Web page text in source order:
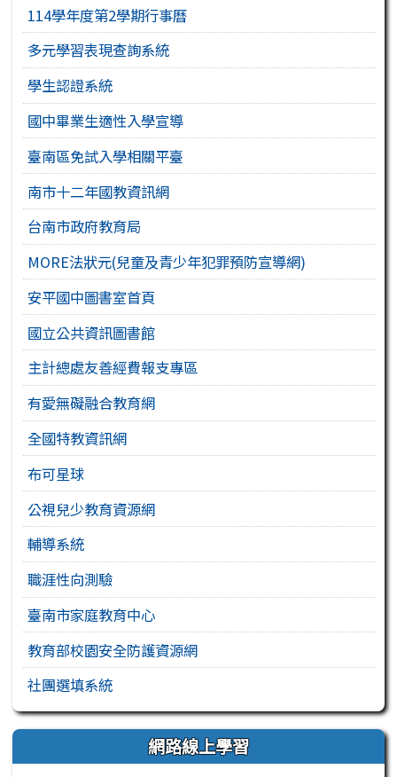
114學年度第2學期行事曆
多元學習表現查詢系統
學生認證系統
國中畢業生適性入學宣導
臺南區免試入學相關平臺
南市十二年國教資訊網
台南市政府教育局
MORE法狀元(兒童及青少年犯罪預防宣導網)
安平國中圖書室首頁
國立公共資訊圖書館
主計總處友善經費報支專區
有愛無礙融合教育網
全國特教資訊網
布可星球
公視兒少教育資源網
輔導系統
職涯性向測驗
臺南市家庭教育中心
教育部校園安全防護資源網
社團選填系統
網路線上學習